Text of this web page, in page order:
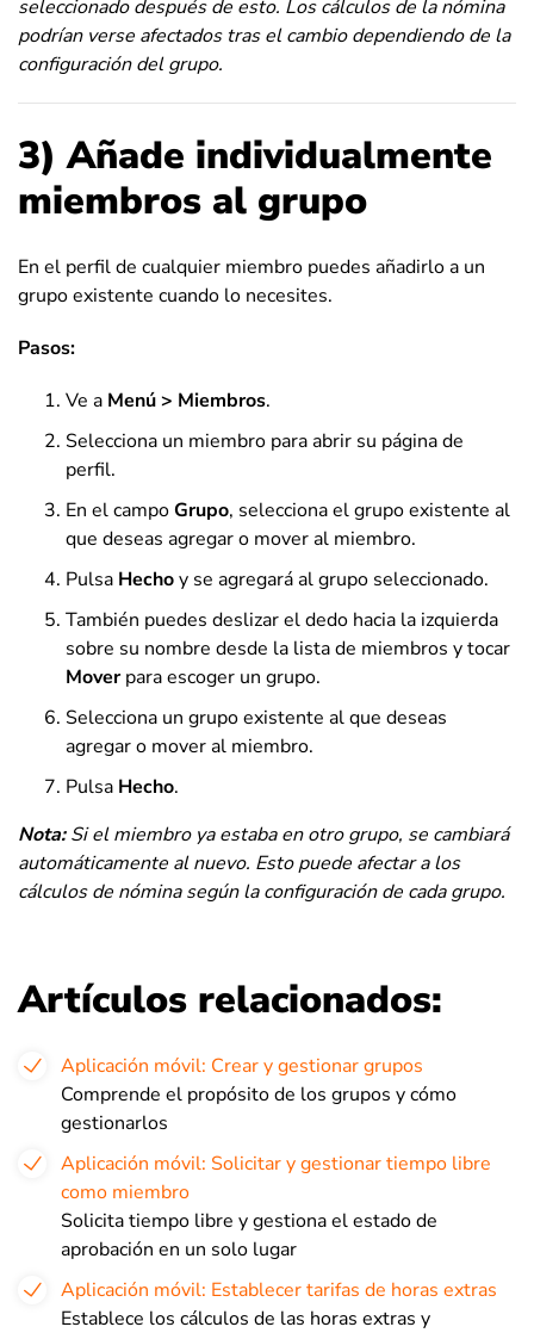
seleccionado después de esto. Los cálculos de la nómina
podrían verse afectados tras el cambio dependiendo de la
configuración del grupo.
3)Añade individualmente
miembros al grupo
En el perfil de cualquier miembro puedes añadirlo a un
grupo existente cuando lo necesites.
Pasos:
Ve a Menú > Miembros.
Selecciona un miembro para abrir su página de
perfil.
En el campoGrupo, selecciona el grupo existente al
que deseas agregar o mover al miembro.
Pulsa Hechoy se agregará al grupo seleccionado.
También puedes deslizar el dedo hacia la izquierda
sobre su nombre desde la lista de miembros y tocar
Moverpara escoger un grupo.
Selecciona un grupo existente al que deseas
agregar o mover al miembro.
Pulsa Hecho.
Nota:Si el miembro ya estaba en otro grupo, se cambiará
automáticamente al nuevo. Esto puede afectar a los
cálculos de nómina según la configuración de cada grupo.
Artículos relacionados:
Aplicación móvil: Crear y gestionar grupos
Comprende el propósito de los grupos y cómo
gestionarlos
Aplicación móvil: Solicitar y gestionar tiempo libre
como miembro
Solicita tiempo libre y gestiona el estado de
aprobación en un solo lugar
Aplicación móvil: Establecer tarifas de horas extras
Establece los cálculos de las horas extras y